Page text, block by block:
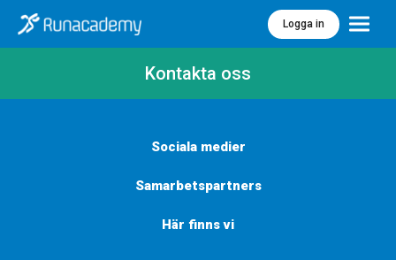
Logga in Meny
Kontakta oss
Sociala medier
Samarbetspartners
Här finns vi